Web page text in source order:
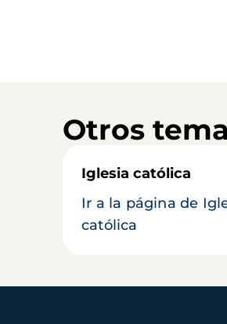
Otros
Iglesia católica
Ir a la página de
católica